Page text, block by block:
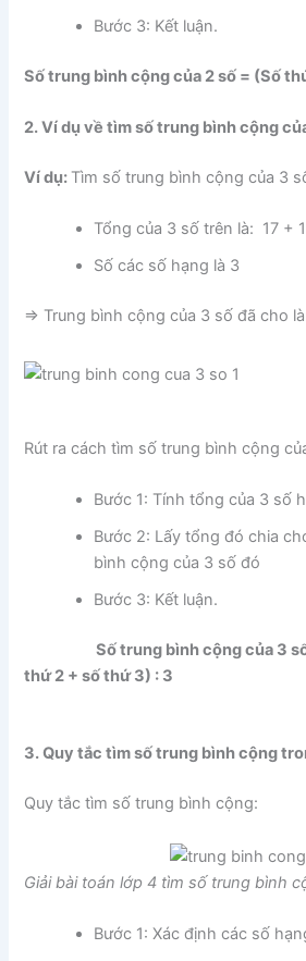
Bước 3: Kết luận.
Số trung bình cộng của 2 số = (Số
2. Ví dụ về tìm số trung bình cộng
Ví dụ: Tìm số trung bình cộng của 3
Tổng của 3 số trên là: 17 +
Số các số hạng là 3
=> Trung bình cộng của 3 số đã cho
Rút ra cách tìm số trung bình cộng
Bước 1: Tính tổng của 3 số
Bước 2: Lấy tổng đó chia
bình cộng của 3 số đó
Bước 3: Kết luận.
Số trung bình cộng của 3 số
thứ 2 + số thứ 3) : 3
3. Quy tắc tìm số trung bình cộng
Quy tắc tìm số trung bình cộng:
Giải bài toán lớp 4 tìm số trung bình
Bước 1: Xác định các số